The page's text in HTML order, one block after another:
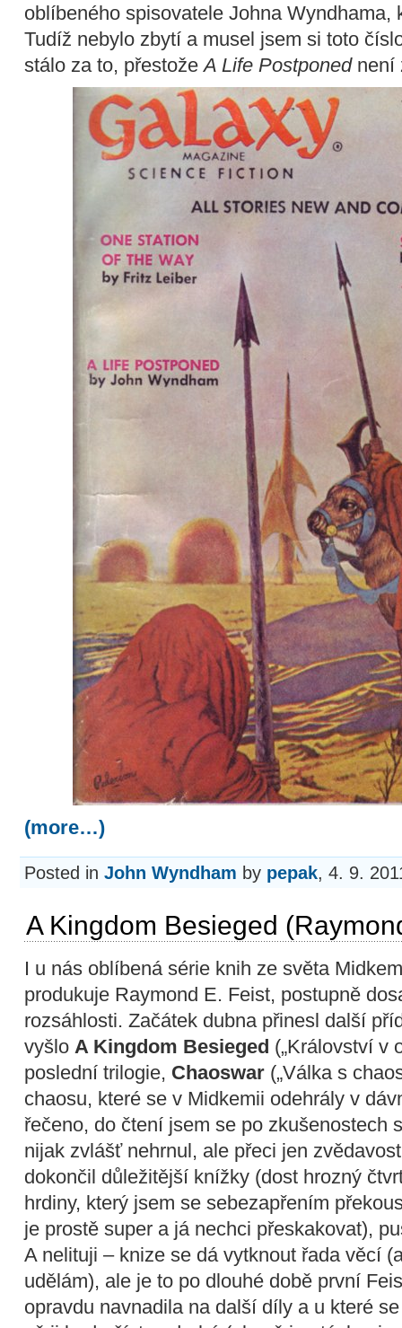
oblíbeného spisovatele Johna Wyndhama,
Tudíž nebylo zbytí a musel jsem si toto
stálo za to, přestožeA Life Postponednení
(more…)
Posted in John Wyndham by pepak, 4. 9.
A Kingdom Besieged
I u nás oblíbená série knih ze světa
produkuje Raymond E. Feist, postupně
rozsáhlosti. Začátek dubna přinesl další
vyšlo A Kingdom Besieged („Království v
poslední trilogie, Chaoswar („Válka s
chaosu, které se v Midkemii odehrály v
řečeno, do čtení jsem se po zkušenostech
nijak zvlášť nehrnul, ale přeci jen
dokončil důležitější knížky (dost hrozný
hrdiny, který jsem se sebezapřením
je prostě super a já nechci přeskakovat),
A nelituji – knize se dá vytknout řada věcí
udělám), ale je to po dlouhé době první
opravdu navnadila na další díly a u které